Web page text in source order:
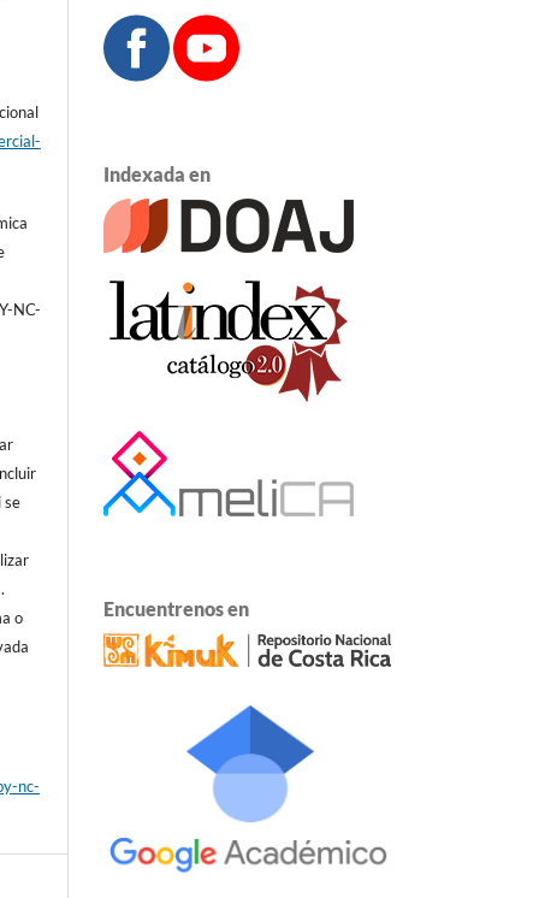
NC-
se
o
nc-
Indexada en
Encuentrenos en